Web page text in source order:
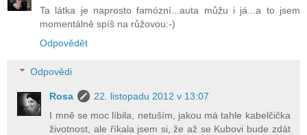
Ta látka je naprosto famózní...auta můžu i já...a to jsem
momentálně spíš na růžovou:-)
Odpovědět
Odpovědi
Rosa
22. listopadu 2012 v 13:07
I mně se moc líbila, netuším, jakou má tahle kabelčička
životnost, ale říkala jsem si, že až se Kubovi bude zdát